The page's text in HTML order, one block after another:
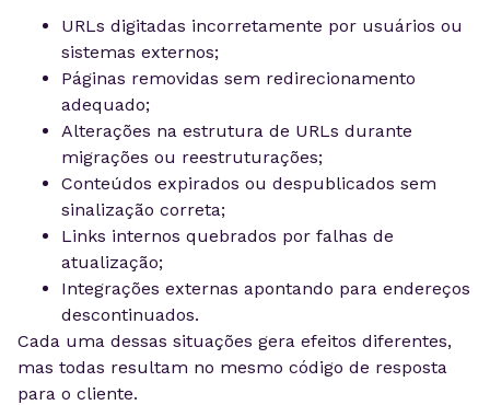
URLs digitadas incorretamente por usuários ou
sistemas externos;
Páginas removidas sem redirecionamento
adequado;
Alterações na estrutura de URLs durante
migrações ou reestruturações;
Conteúdos expirados ou despublicados sem
sinalização correta;
Links internos quebrados por falhas de
atualização;
Integrações externas apontando para endereços
descontinuados.
Cada uma dessas situações gera efeitos diferentes,
mas todas resultam no mesmo código de resposta
para o cliente.